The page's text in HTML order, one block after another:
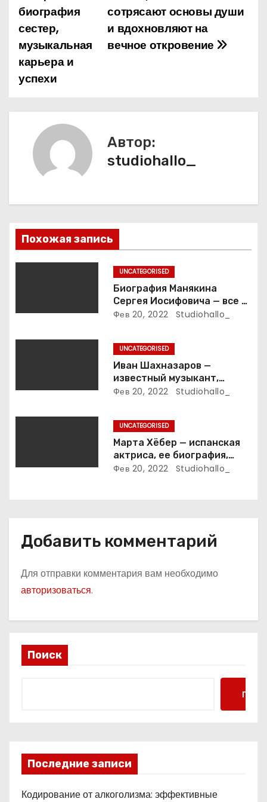
и
г
а
о
з
а
сотрясают основы души
и вдохновляют на
вечное откровение
биография
сестер,
музыкальная
карьера и
успехи
Автор:
studiohallo_
Похожая запись
UNCATEGORISED
Биография Манякина
Сергея Иосифовича — все о
ветеране футбола России!
Фев 20, 2022 Studiohallo_
UNCATEGORISED
Иван Шахназаров —
известный музыкант,
композитор и продюсер —
Фев 20, 2022 Studiohallo_
UNCATEGORISED
Марта Хёбер — испанская
актриса, ее биография,
фото и интересные факты,
Фев 20, 2022 Studiohallo_
Добавить комментарий
Для отправки комментария вам необходимо
авторизоваться.
Поиск
Поиск
Последние записи
Кодирование от алкоголизма: эффективные